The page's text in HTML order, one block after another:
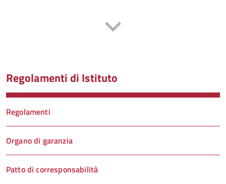
Regolamenti di Istituto
Regolamenti
Organo di garanzia
Patto di corresponsabilità